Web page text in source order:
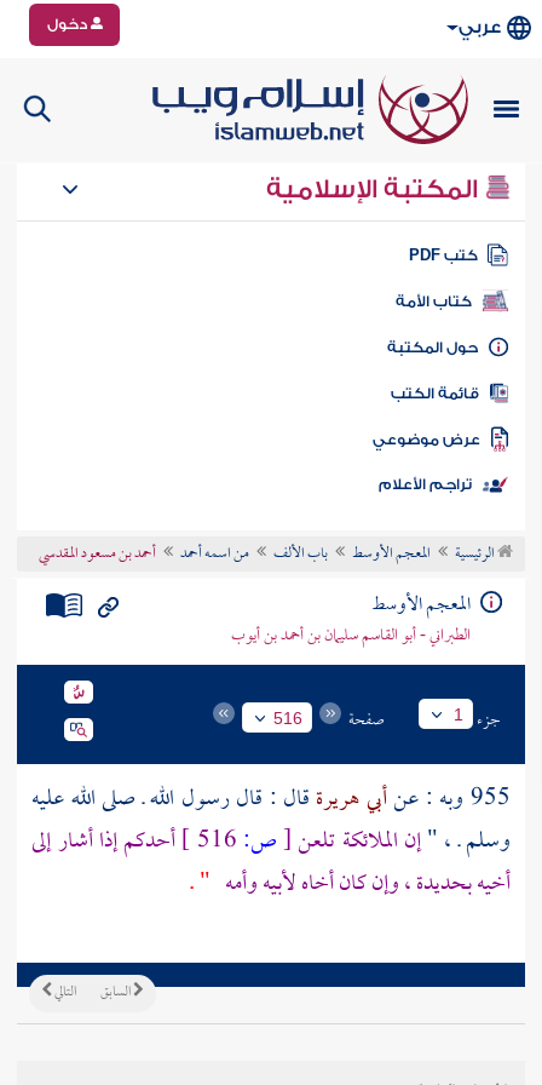
عربي دخول
المكتبة الإسلامية
كتب PDF
كتاب الأمة
المكتبة
الكتب
موضوعي
تراجم الأعلام
الرئيسية المعجم الأوسط باب الألف من اسمه أحمد أحمد بن مسعود المقدسي
المعجم الأوسط
الطبراني - أبو القاسم سليمان بن أحمد بن أيوب
جزء 1 صفحة 516
955 وبه : عن أبي هريرةقال : قال رسول الله ـ صلى الله عليه
وسلم ـ ، "إن الملائكة تلعن[ص:
أحدكم إذا أشار إلى
أخيه بحديدة ، وإن كان أخاه لأبيه وأمه " .
التالي السابق